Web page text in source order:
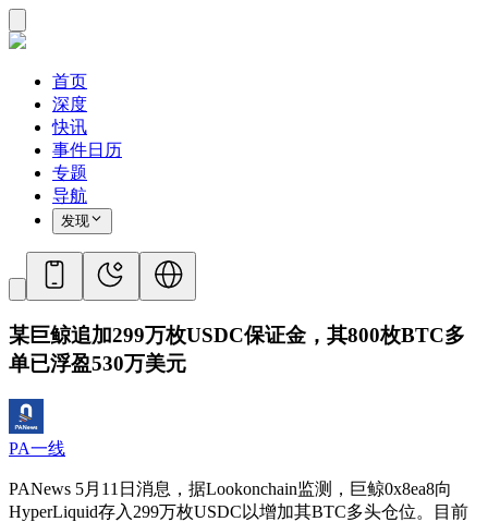
首页
深度
快讯
事件日历
专题
导航
发现
某巨鲸追加299万枚USDC保证金，其800枚BTC多
单已浮盈530万美元
PA一线
PANews 5月11日消息，据Lookonchain监测，巨鲸0x8ea8向
HyperLiquid存入299万枚USDC以增加其BTC多头仓位。目前